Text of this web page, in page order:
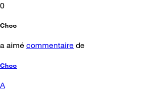
0
Choo
a aimé commentaire de
Choo
A